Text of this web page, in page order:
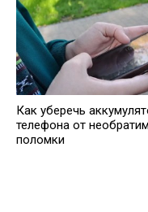
Как уберечь
телефона от
поломки